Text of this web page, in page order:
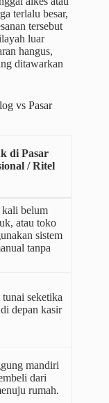
terlalu besar,
tersebut
luar
hangus,
ditawarkan
vs Pasar
di Pasar
/ Ritel
kali belum
atau toko
sistem
tanpa
tunai seketika
depan kasir
mandiri
dari
rumah.